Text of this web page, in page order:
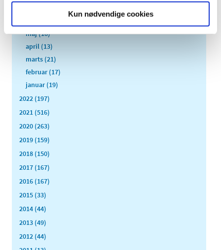
Kun nødvendige cookies
maj (18)
april (13)
marts (21)
februar (17)
januar (19)
2022 (197)
2021 (516)
2020 (263)
2019 (159)
2018 (150)
2017 (167)
2016 (167)
2015 (33)
2014 (44)
2013 (49)
2012 (44)